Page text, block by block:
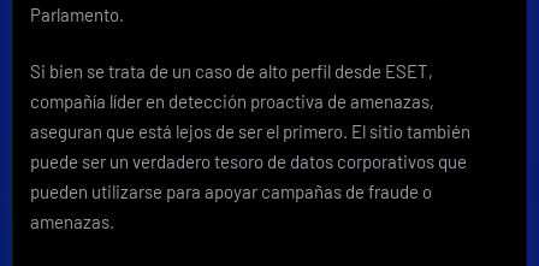
Parlamento.
Si bien se trata de un caso de alto perfil desde ESET,
compañía líder en detección proactiva de amenazas,
aseguran que está lejos de ser el primero. El sitio también
puede ser un verdadero tesoro de datos corporativos que
pueden utilizarse para apoyar campañas de fraude o
amenazas.